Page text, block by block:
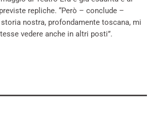
repliche. “Però – conclude –
nostra, profondamente toscana, mi
vedere anche in altri posti”.